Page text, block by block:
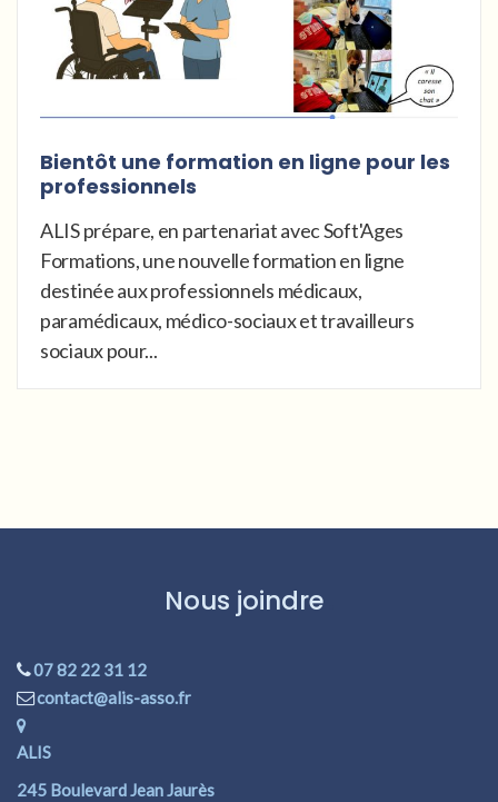
Bientôt une formation en ligne pour les
professionnels
ALIS prépare, en partenariat avec Soft'Ages
Formations, une nouvelle formation en ligne
destinée aux professionnels médicaux,
paramédicaux, médico-sociaux et travailleurs
sociaux pour...
Nous joindre
07 82 22 31 12
contact@alis-asso.fr
ALIS
245 Boulevard Jean Jaurès